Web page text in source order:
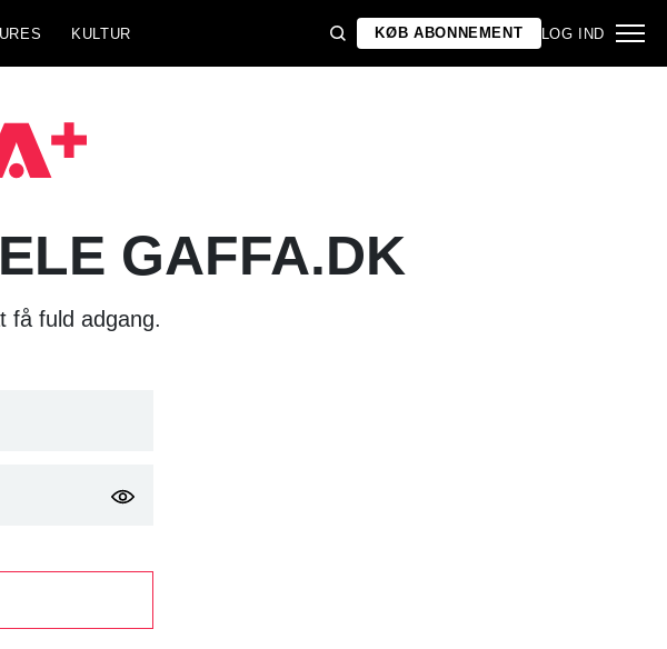
KULTUR KØB ABONNEMENT LOG IND
GAFFA.DK
få fuld adgang.